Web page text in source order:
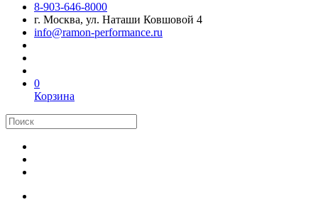
8-903-646-8000
г. Москва, ул. Наташи Ковшовой 4
info@ramon-performance.ru
0
Корзина